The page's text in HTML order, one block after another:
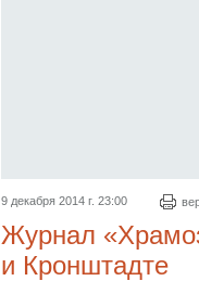
9 декабря 2014 г. 23:00
Журнал
и Кронштадте